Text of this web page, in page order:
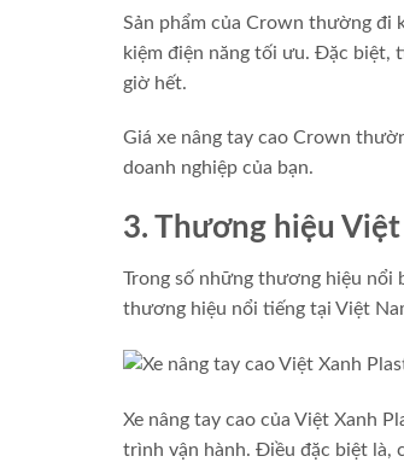
Sản phẩm của Crown thường đi
kiệm điện năng tối ưu. Đặc biệt,
giờ hết.
Giá xe nâng tay cao Crown
doanh nghiệp của bạn.
3. Thương hiệu
Trong số những thương hiệu nổi
thương hiệu nổi tiếng tại Việt
Xe nâng tay cao của Việt Xanh
trình vận hành. Điều đặc biệt là,